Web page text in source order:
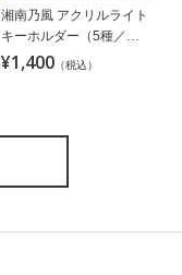
湘南乃風 アクリルライト
キーホルダー（5種／ラ
ンダム）
¥1,400 （税込）